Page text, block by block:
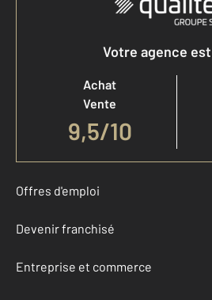
Votre agence
Achat
Vente
9,5/10
Offres d'emploi
Devenir franchisé
Entreprise et commerce